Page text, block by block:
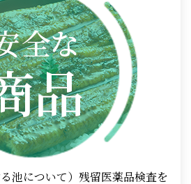
池について）残留医薬品検査を